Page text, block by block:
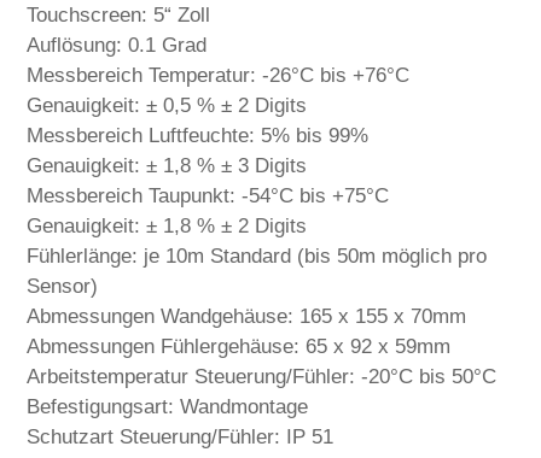
Touchscreen: 5“ Zoll
Auflösung: 0.1 Grad
Messbereich Temperatur: -26°C bis +76°C
Genauigkeit: ± 0,5 % ± 2 Digits
Messbereich Luftfeuchte: 5% bis 99%
Genauigkeit: ± 1,8 % ± 3 Digits
Messbereich Taupunkt: -54°C bis +75°C
Genauigkeit: ± 1,8 % ± 2 Digits
Fühlerlänge: je 10m Standard (bis 50m möglich pro
Sensor)
Abmessungen Wandgehäuse: 165 x 155 x 70mm
Abmessungen Fühlergehäuse: 65 x 92 x 59mm
Arbeitstemperatur Steuerung/Fühler: -20°C bis 50°C
Befestigungsart: Wandmontage
Schutzart Steuerung/Fühler: IP 51